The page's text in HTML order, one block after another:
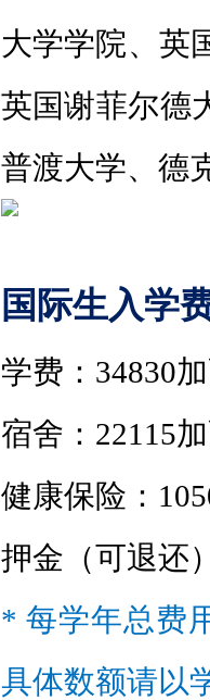
大学学院、英
英国谢菲尔德
普渡大学、 德
国际生入学
学费 ： 34830
宿舍 ： 22115
健康保险 ：
押金（可退还
* 每学年总费
具体数额请以